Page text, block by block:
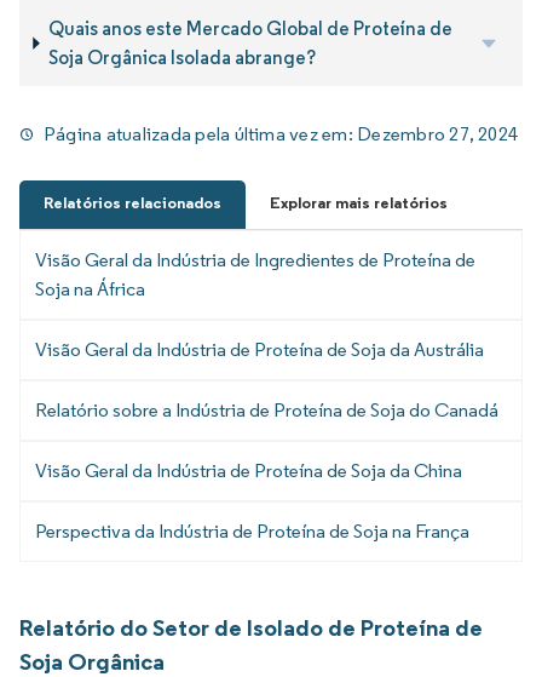
Quais anos este Mercado Global de Proteína de
Soja Orgânica Isolada abrange?
Página atualizada pela última vez em: Dezembro 27, 2024
Relatórios relacionados Explorar mais relatórios
Visão Geral da Indústria de Ingredientes de Proteína de
Soja na África
Visão Geral da Indústria de Proteína de Soja da Austrália
Relatório sobre a Indústria de Proteína de Soja do Canadá
Visão Geral da Indústria de Proteína de Soja da China
Perspectiva da Indústria de Proteína de Soja na França
Relatório do Setor de Isolado de Proteína de
Soja Orgânica